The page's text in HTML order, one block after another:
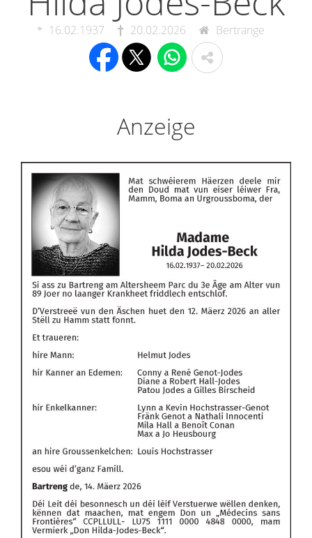
16.02.1937 20.02.2026 Bertrange
Anzeige